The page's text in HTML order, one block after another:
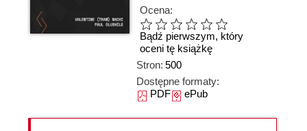
Ocena:
Bądź pierwszym, który
oceni tę książkę
Stron: 500
Dostępne formaty:
PDFePub